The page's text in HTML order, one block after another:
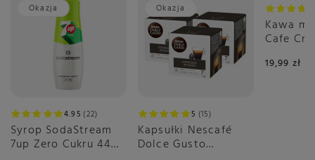
108 mm
Możliwość mycia w
Nie
Okazja
4.95 22
Syrop SodaStream
7up Zero Cukru 440
Okazja
5 15
Kapsułki Nescafé
Dolce Gusto
Kawa
Cafe
19,99 zł